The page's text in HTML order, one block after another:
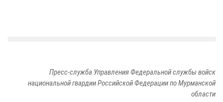
Пресс-служба Управления Федеральной службы войск
национальной гвардии Российской Федерации по Мурманской
области